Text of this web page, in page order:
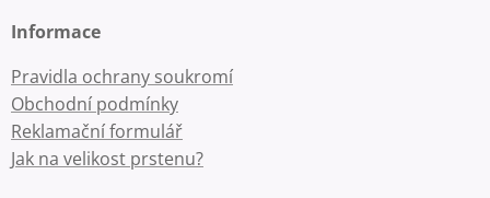
Informace
Pravidla ochrany soukromí
Obchodní podmínky
Reklamační formulář
Jak na velikost prstenu?